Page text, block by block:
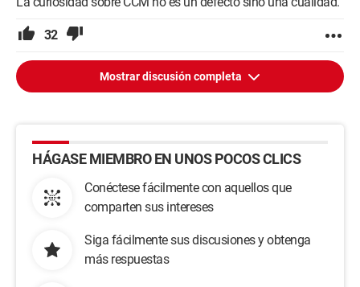
32
Mostrar discusión completa
HÁGASE MIEMBRO EN UNOS POCOS CLICS
Conéctese fácilmente con aquellos que
comparten sus intereses
Siga fácilmente sus discusiones y obtenga
más respuestas